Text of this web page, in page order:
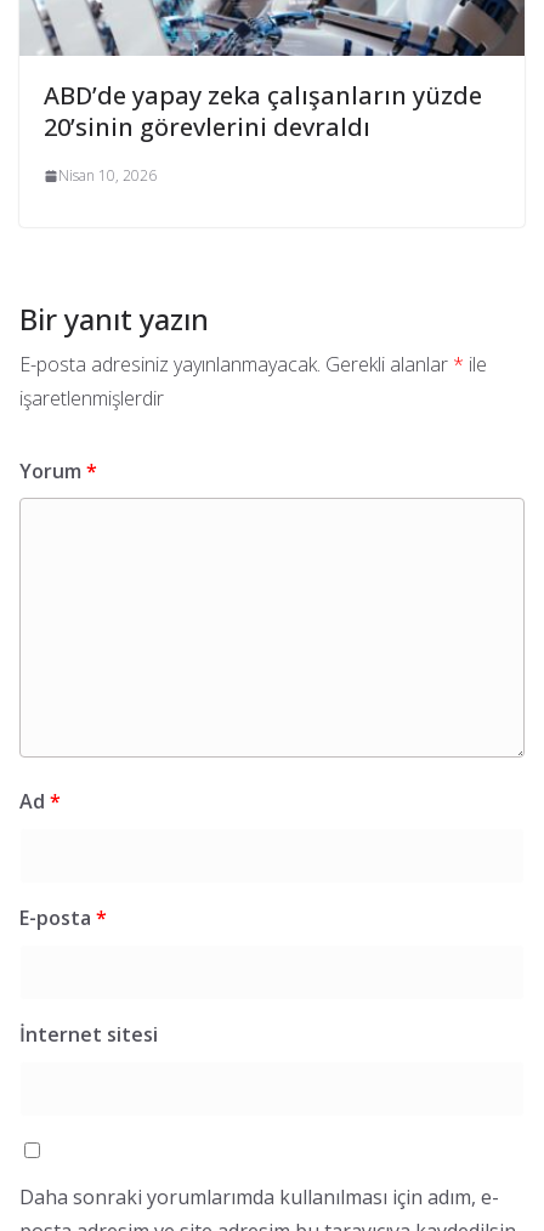
ABD’de yapay zeka çalışanların yüzde
20’sinin görevlerini devraldı
Nisan 10, 2026
Bir yanıt yazın
E-posta adresiniz yayınlanmayacak. Gerekli alanlar * ile
işaretlenmişlerdir
Yorum *
Ad *
E-posta *
İnternet sitesi
Daha sonraki yorumlarımda kullanılması için adım, e-